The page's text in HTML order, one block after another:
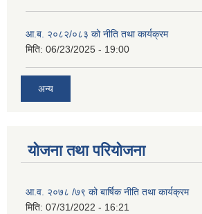
आ.ब. २०८२/०८३ को नीति तथा कार्यक्रम
मिति: 06/23/2025 - 19:00
अन्य
योजना तथा परियोजना
आ.व. २०७८ /७९ को बार्षिक नीति तथा कार्यक्रम
मिति: 07/31/2022 - 16:21